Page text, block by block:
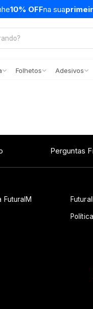
10% OFFna sua
Folhetos Adesivos
Perguntas
FuturaIM